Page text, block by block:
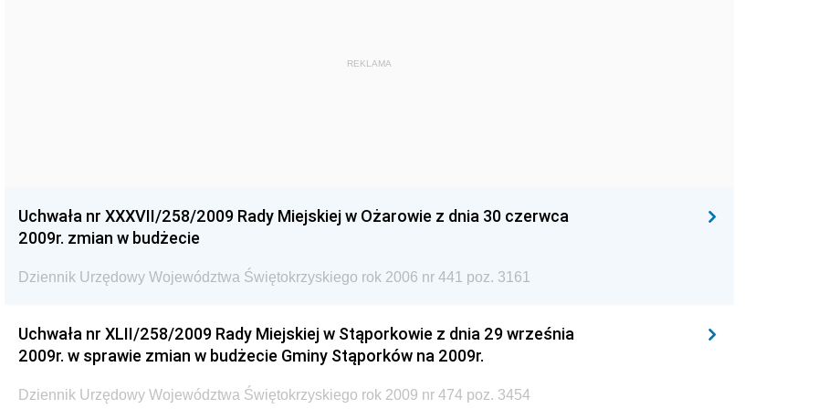
REKLAMA
Uchwała nr XXXVII/258/2009 Rady Miejskiej w Ożarowie z dnia 30 czerwca
2009r. zmian w budżecie
Dziennik Urzędowy Województwa Świętokrzyskiego rok 2006 nr 441 poz. 3161
Uchwała nr XLII/258/2009 Rady Miejskiej w Stąporkowie z dnia 29 września
2009r. w sprawie zmian w budżecie Gminy Stąporków na 2009r.
Dziennik Urzędowy Województwa Świętokrzyskiego rok 2009 nr 474 poz. 3454